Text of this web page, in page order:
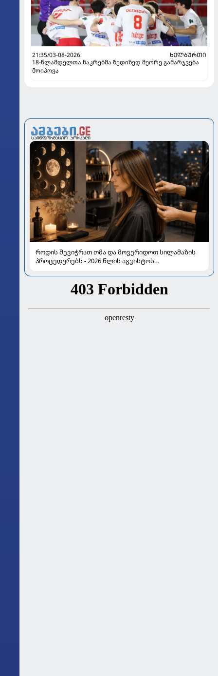
21:35/03-08-2026
ᲮᲔᲚᲑᲣᲠᲗᲘ
18-წლამდელთა ნაკრებმა ზედიზედ მეორე გამარჯვება
მოიპოვა
როდის შევიჭრათ თმა და მოვერიდოთ სილამაზის
პროცედურებს - 2026 წლის აგვისტოს